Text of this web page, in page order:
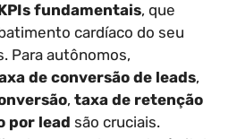
fundamentais, que
cardíaco do seu
Para autônomos,
de conversão de leads,
, taxa de retenção
por lead são cruciais.